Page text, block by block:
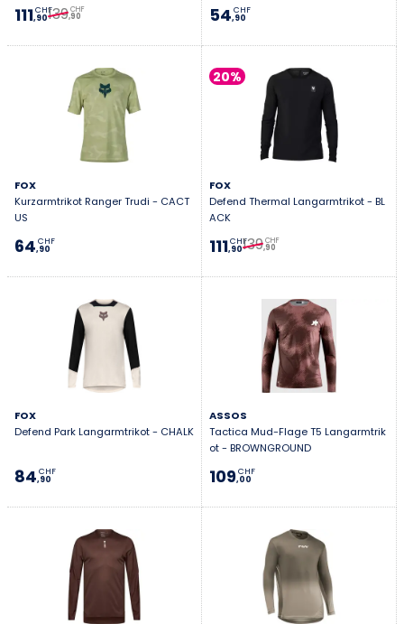
111,90
CHF139,90
CHF 54,90
CHF
FOX
Kurzarmtrikot Ranger Trudi - CACT
US
64,90
CHF
20%
FOX
Defend Thermal Langarmtrikot - BL
ACK
111,90
CHF139,90
CHF
FOX
Defend Park Langarmtrikot - CHALK
84,90
CHF
ASSOS
Tactica Mud-Flage T5 Langarmtrik
ot - BROWNGROUND
109,00
CHF